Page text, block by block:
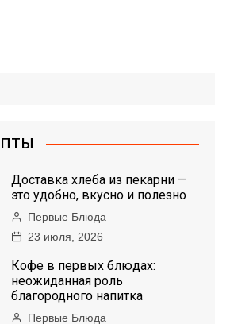
Доставка хлеба из пекарни —
это удобно, вкусно и полезно
Первые Блюда
23 июля, 2026
Кофе в первых блюдах:
неожиданная роль
благородного напитка
Первые Блюда